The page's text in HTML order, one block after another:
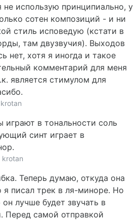
использую принципиально, у
сотен композиций - и ни
стиль исповедую (кстати в
там двузвучия). Выходов
нет, хотя я иногда и такое
комментарий для меня
является стимулом для
в тональности соль
синт играет в
Теперь думаю, откуда она
я писал трек в ля-миноре. Но
лучше будет звучать в
Перед самой отправкой